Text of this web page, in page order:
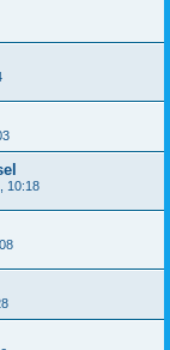
10:18